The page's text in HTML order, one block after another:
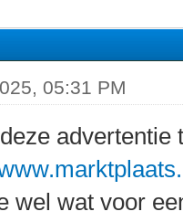
05:31 PM
advertentie
wel wat voor